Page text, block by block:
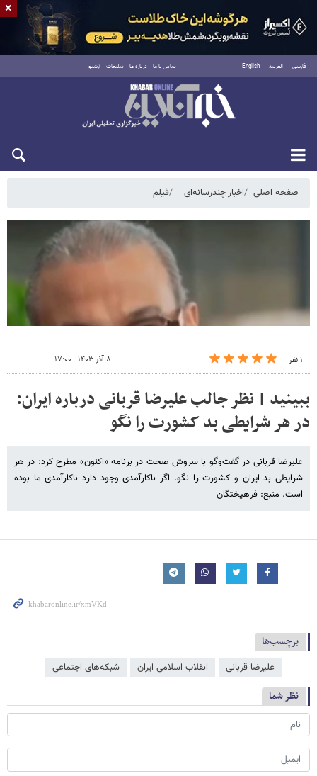
فارسی العربية English تماس با ما درباره ما تبلیغات آرشیو
یکشنبه ۱۸ مرداد ۱۴۰۵
صفحه اصلی اخبار چندرسانه‌ای فیلم
۱ نفر ۸ آذر ۱۴۰۳ - ۱۷:۰۰
ببینید | نظر جالب علیرضا قربانی درباره ایران:
در هر شرایطی بد کشورت را نگو
علیرضا قربانی در گفت‌وگو با سروش صحت در برنامه «اکنون» مطرح کرد: در هر
شرایطی بد ایران و کشورت را نگو. اگر ناکارآمدی‌ وجود دارد ناکارآمدی ما بوده
است. منبع: فرهیختگان
برچسب‌ها
علیرضا قربانی انقلاب اسلامی ایران شبکه‌‌های اجتماعی
نظر شما
×